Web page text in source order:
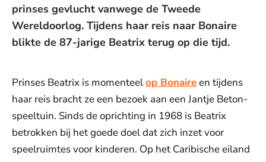
prinses gevlucht vanwege de Tweede
Wereldoorlog. Tijdens haar reis naar Bonaire
blikte de 87-jarige Beatrix terug op die tijd.
Prinses Beatrix is momenteelop Bonaireen tijdens
haar reis bracht ze een bezoek aan een Jantje Beton-
speeltuin. Sinds de oprichting in 1968 is Beatrix
betrokken bij het goede doel dat zich inzet voor
speelruimtes voor kinderen. Op het Caribische eiland